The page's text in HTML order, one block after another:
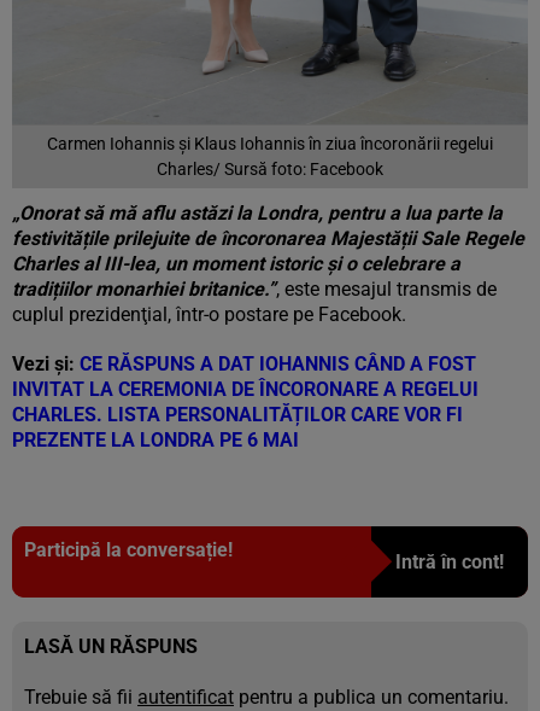
Carmen Iohannis și Klaus Iohannis în ziua încoronării regelui
Charles/ Sursă foto: Facebook
„Onorat să mă aflu astăzi la Londra, pentru a lua parte la
festivitățile prilejuite de încoronarea Majestății Sale Regele
Charles al III-lea, un moment istoric și o celebrare a
tradițiilor monarhiei britanice.”, este mesajul transmis de
cuplul prezidenţial, într-o postare pe Facebook.
Vezi și: CE RĂSPUNS A DAT IOHANNIS CÂND A FOST
INVITAT LA CEREMONIA DE ÎNCORONARE A REGELUI
CHARLES. LISTA PERSONALITĂȚILOR CARE VOR FI
PREZENTE LA LONDRA PE 6 MAI
Participă la conversație!
Intră în cont!
LASĂ UN RĂSPUNS
Trebuie să fii autentificat pentru a publica un comentariu.